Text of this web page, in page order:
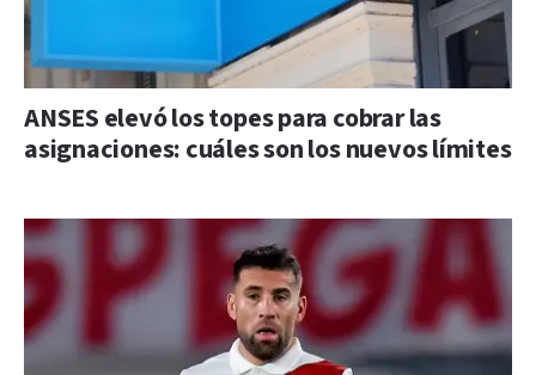
ANSES elevó los topes para cobrar las
asignaciones: cuáles son los nuevos límites